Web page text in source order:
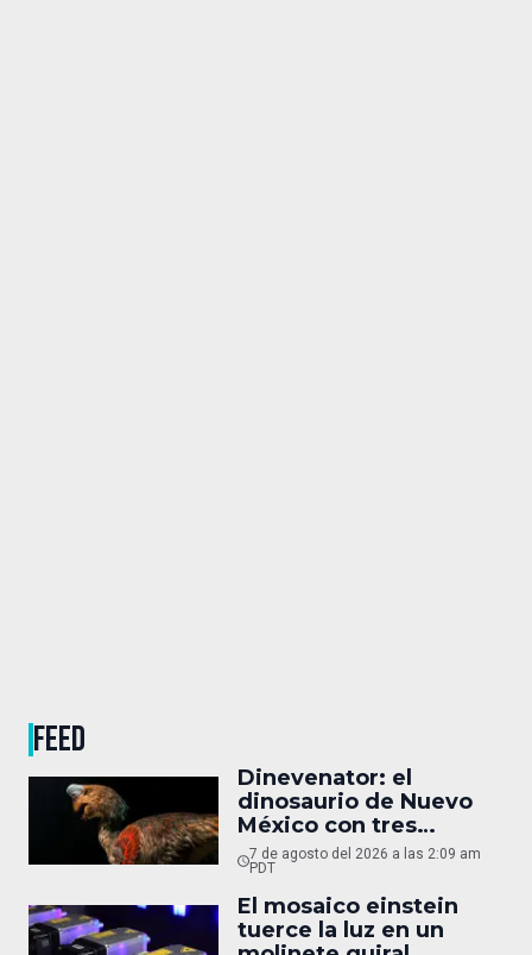
FEED
Dinevenator: el
dinosaurio de Nuevo
México con tres
nombres
7 de agosto del 2026 a las 2:09 am
PDT
El mosaico einstein
tuerce la luz en un